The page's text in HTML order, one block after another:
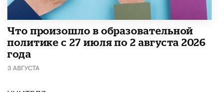
​Что произошло в образовательной
политике с 27 июля по 2 августа 2026
года
3 АВГУСТА